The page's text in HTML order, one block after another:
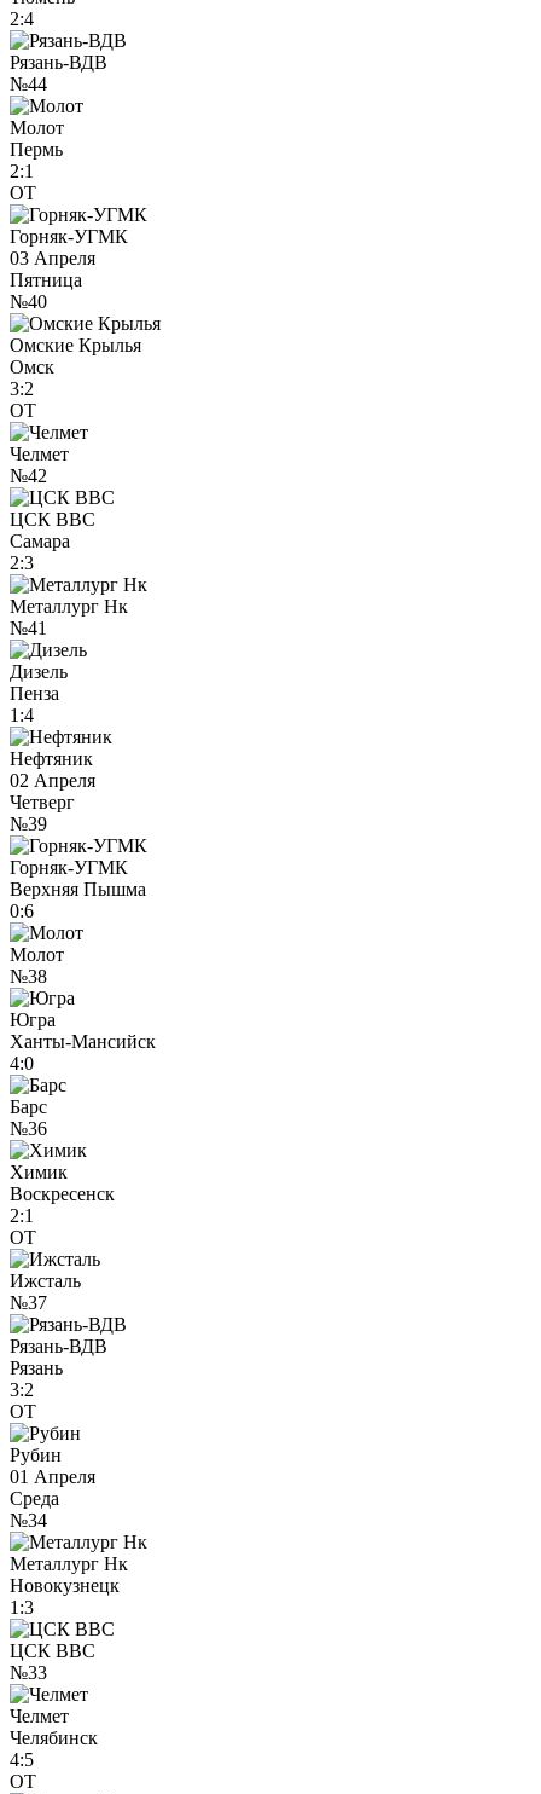
2:4
Рязань-ВДВ
№44
Молот
Пермь
2:1
ОТ
Горняк-УГМК
03 Апреля
Пятница
№40
Омские Крылья
Омск
3:2
ОТ
Челмет
№42
ЦСК ВВС
Самара
2:3
Металлург Нк
№41
Дизель
Пенза
1:4
Нефтяник
02 Апреля
Четверг
№39
Горняк-УГМК
Верхняя Пышма
0:6
Молот
№38
Югра
Ханты-Мансийск
4:0
Барс
№36
Химик
Воскресенск
2:1
ОТ
Ижсталь
№37
Рязань-ВДВ
Рязань
3:2
ОТ
Рубин
01 Апреля
Среда
№34
Металлург Нк
Новокузнецк
1:3
ЦСК ВВС
№33
Челмет
Челябинск
4:5
ОТ